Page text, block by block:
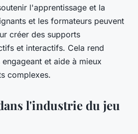
l'apprentissage et la
et les formateurs peuvent
créer des supports
et interactifs. Cela rend
et aide à mieux
complexes.
l'industrie du jeu